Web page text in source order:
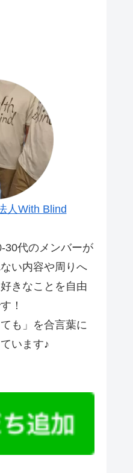
人With Blind
30代のメンバーが
い内容や周りへ
きなことを自由
！
も」を合言葉に
います♪